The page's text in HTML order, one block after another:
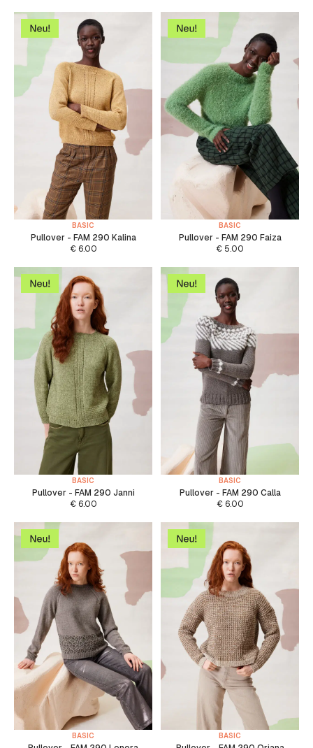
BASIC
Pullover - FAM 290 Kalina
€6.00
BASIC
Pullover - FAM 290 Faiza
€ 5.00
BASIC
Pullover - FAM 290 Janni
€6.00
BASIC
Pullover - FAM 290 Calla
€6.00
BASIC BASIC